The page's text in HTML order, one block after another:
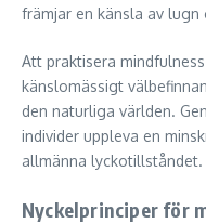
främjar en känsla av
Att praktisera
känslomässigt
den naturliga världen.
individer uppleva en
allmänna lyckotillståndet.
Nyckelprinciper för